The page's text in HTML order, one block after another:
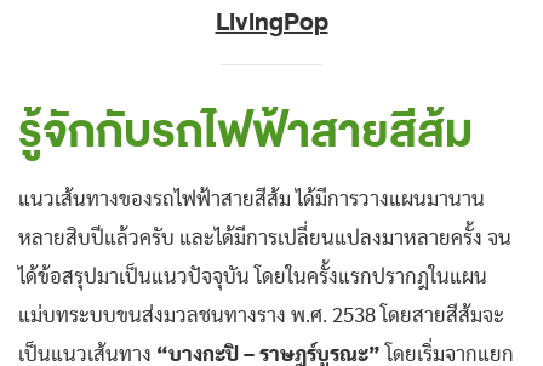
LivingPop
รู้จักกับรถไฟฟ้าสายสีส้ม
แนวเส้นทางของรถไฟฟ้าสายสีส้ม ได้มีการวางแผนมานาน
หลายสิบปีแล้วครับ และได้มีการเปลี่ยนแปลงมาหลายครั้ง จน
ได้ข้อสรุปมาเป็นแนวปัจจุบัน โดยในครั้งแรกปรากฎในแผน
แม่บทระบบขนส่งมวลชนทางราง พ.ศ. 2538 โดยสายสีส้มจะ
เป็นแนวเส้นทาง “บางกะปิ – ราษฎร์บูรณะ” โดยเริ่มจากแยก